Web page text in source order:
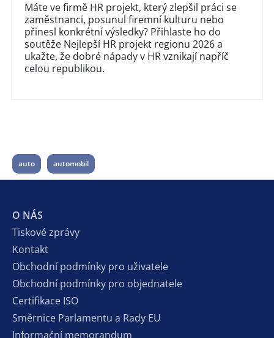
Máte ve firmě HR projekt, který zlepšil práci se
zaměstnanci, posunul firemní kulturu nebo
přinesl konkrétní výsledky? Přihlaste ho do
soutěže Nejlepší HR projekt regionu 2026 a
ukažte, že dobré nápady v HR vznikají napříč
celou republikou.
auto automobil
O NÁS
Tiskové zprávy
Kontakt
Obchodní podmínky pro uživatele
Obchodní podmínky pro objednatele
Certifikace ISO
Směrnice Parlamentu a Rady EU
Informační memorandum